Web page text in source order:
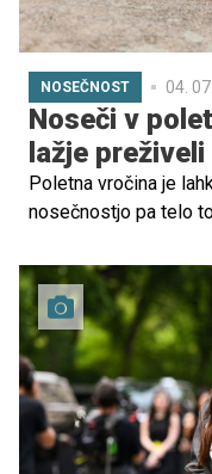
NOSEČNOST 04.
Noseči v
lažje
Poletna vročina je
nosečnostjo pa telo
dodatnega napora, ki
nosečnice hitreje